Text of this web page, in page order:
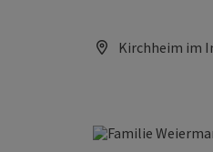
Kirchheim im